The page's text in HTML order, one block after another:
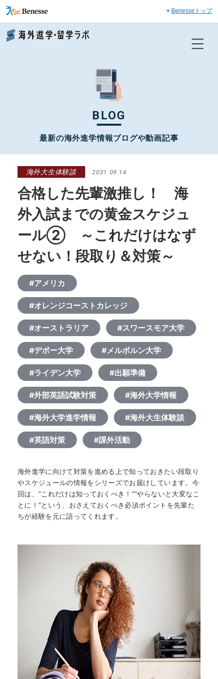
Benesseトップ
BLOG
最新の海外進学情報ブログや動画記事
海外大生体験談 2021.09.14
合格した先輩激推し！ 海
外入試までの黄金スケジュ
ール② ～これだけはなず
せない！段取り＆対策～
#アメリカ
#オレンジコーストカレッジ
#オーストラリア #スワースモア大学
#デポー大学 #メルボルン大学
#ライデン大学 #出願準備
#外部英語試験対策 #海外大学情報
#海外大学進学情報 #海外大生体験談
#英語対策 #課外活動
海外進学に向けて対策を進める上で知っておきたい段取り
やスケジュールの情報をシリーズでお届けしています。今
回は、“これだけは知っておくべき！”“やらないと大変なこ
とに！”という、おさえておくべき必須ポイントを先輩た
ちが経験を元に語ってくれます。